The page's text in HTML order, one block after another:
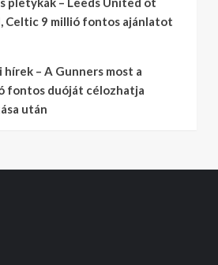
Celtic 9 millió fontos ajánlatot
– A Gunners most a
fontos duóját célozhatja
után